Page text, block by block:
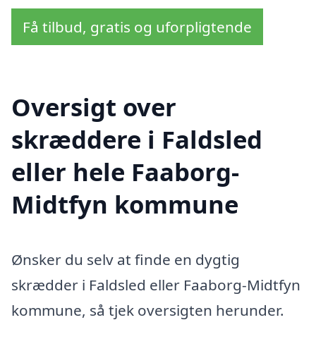
Få tilbud, gratis og uforpligtende
Oversigt over
skræddere i Faldsled
eller hele Faaborg-
Midtfyn kommune
Ønsker du selv at finde en dygtig
skrædder i Faldsled eller Faaborg-Midtfyn
kommune, så tjek oversigten herunder.